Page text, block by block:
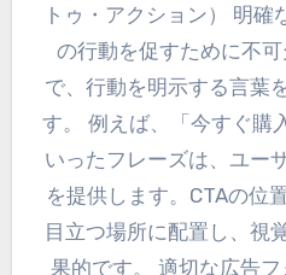
トゥ・アクション） 明確
の行動を促すために不
で、行動を明示する言葉
す。 例えば、「今すぐ購
いったフレーズは、ユー
を提供します。CTAの位
目立つ場所に配置し、視
果的です。 適切な広告